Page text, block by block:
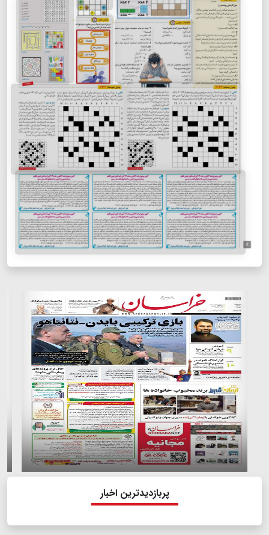
پربازدیدترین اخبار